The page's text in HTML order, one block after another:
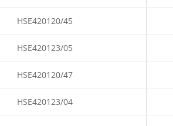
HSE420120/45
HSE420123/05
HSE420120/47
HSE420123/04